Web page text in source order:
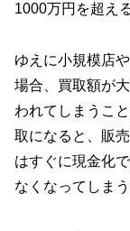
1000万円を超え
ゆえに小規模店
場合、買取額が
われてしまうこ
取になると、販
はすぐに現金化
なくなってしま